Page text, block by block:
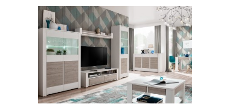
11 products